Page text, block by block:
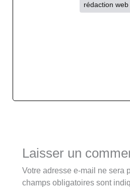
rédaction web
Laisser un
Votre adresse e-mail ne sera
champs obligatoires sont